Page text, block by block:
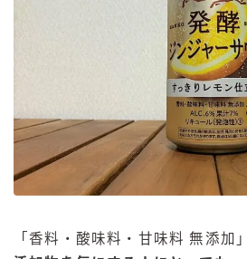
「香料・酸味料・甘味料 無添加